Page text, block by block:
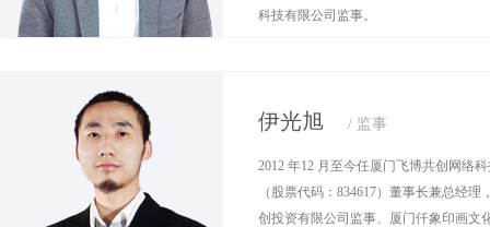
科技有限公司监事。
伊光旭 / 监事
2012 年12 月至今任厦门飞博共创网络
（股票代码：834617）董事长兼总经理
创投资有限公司监事、厦门仟象印画文